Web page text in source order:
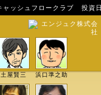
ャッシュフロークラブ
投資
エンジュク株式会
社
土屋賢三 浜口準之助